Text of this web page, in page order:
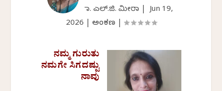
ಡಾ. ಎಲ್.ಜಿ. ಮೀರಾ |Jun 19,
2026
ಅಂಕಣ
ನಮ್ಮ ಗುರುತು
ನಮಗೇ ಸಿಗದಷ್ಟು
ನಾವು